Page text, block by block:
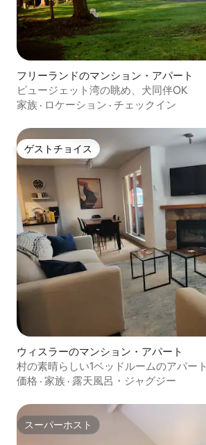
フリーランドのマンション・アパート
ピュージェット湾の眺め、犬同伴OK
家族 · ロケーション · チェックイン
ゲストチョイス
ゲストチョイス
ウィスラーのマンション・アパート
村の素晴らしい1ベッドルームのアパート
価格 · 家族 · 露天風呂・ジャグジー
スーパーホスト
スーパーホスト